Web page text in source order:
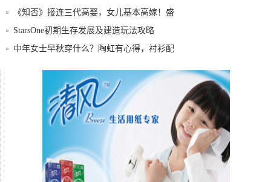
美食，
《知否》接连三代高娶，女儿基本高嫁！盛
家是怎
StarsOne初期生存发展及建造玩法攻略
中年女士早秋穿什么？陶虹有心得，衬衫配
渝潮制噪达人集市 漫起2020网红重庆烟火